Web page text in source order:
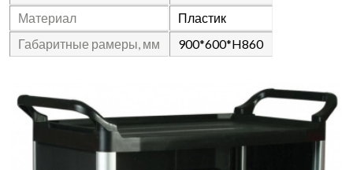
Материал
Пластик
Габаритные рамеры, мм
900*600*H860